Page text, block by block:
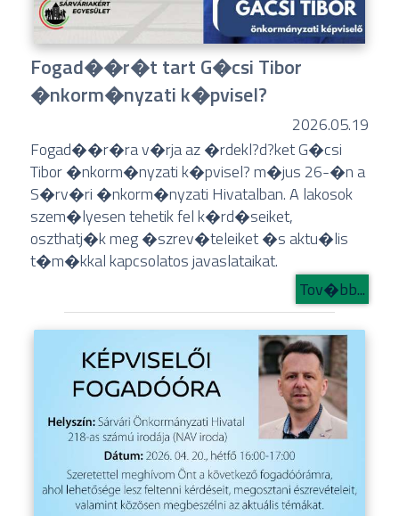
Fogad��r�t tart G�csi Tibor
�nkorm�nyzati k�pvisel?
2026.05.19
Fogad��r�ra v�rja az �rdekl?d?ket G�csi
Tibor �nkorm�nyzati k�pvisel? m�jus 26-�n a
S�rv�ri �nkorm�nyzati Hivatalban. A lakosok
szem�lyesen tehetik fel k�rd�seiket,
oszthatj�k meg �szrev�teleiket �s aktu�lis
t�m�kkal kapcsolatos javaslataikat.
Tov�bb...